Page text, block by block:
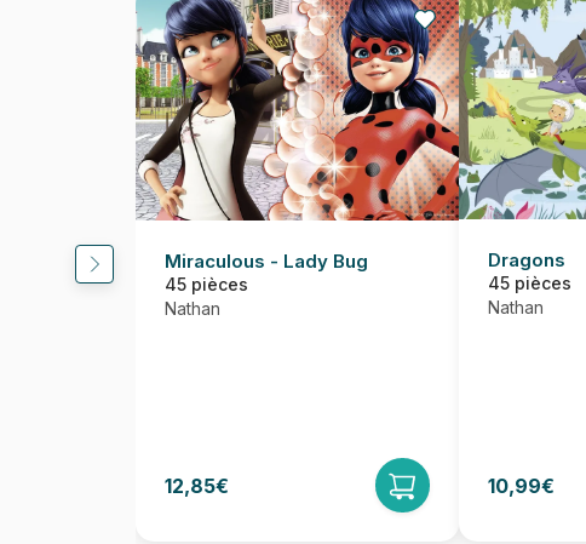
Miraculous - Lady Bug
45 pièces
Nathan
12,85€
Dragons
45 pièces
Nathan
10,99€